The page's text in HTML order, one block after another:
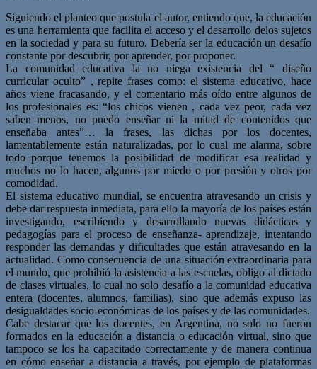
Siguiendo el planteo que postula el autor, entiendo que, la educación
es una herramienta que facilita el acceso y el desarrollo delos sujetos
en la sociedad y para su futuro. Debería ser la educación un desafío
constante por descubrir, por aprender, por proponer.
La comunidad educativa la no niega existencia del “ diseño
curricular oculto” , repite frases como: el sistema educativo, hace
años viene fracasando, y el comentario más oído entre algunos de
los profesionales es: “los chicos vienen , cada vez peor, cada vez
saben menos, no puedo enseñar ni la mitad de contenidos que
enseñaba antes”… la frases, las dichas por los docentes,
lamentablemente están naturalizadas, por lo cual me alarma, sobre
todo porque tenemos la posibilidad de modificar esa realidad y
muchos no lo hacen, algunos por miedo o por presión y otros por
comodidad.
El sistema educativo mundial, se encuentra atravesando un crisis y
debe dar respuesta inmediata, para ello la mayoría de los países están
investigando, escribiendo y desarrollando nuevas didácticas y
pedagogías para el proceso de enseñanza- aprendizaje, intentando
responder las demandas y dificultades que están atravesando en la
actualidad. Como consecuencia de una situación extraordinaria para
el mundo, que prohibió la asistencia a las escuelas, obligo al dictado
de clases virtuales, lo cual no solo desafío a la comunidad educativa
entera (docentes, alumnos, familias), sino que además expuso las
desigualdades socio-económicas de los países y de las comunidades.
Cabe destacar que los docentes, en Argentina, no solo no fueron
formados en la educación a distancia o educación virtual, sino que
tampoco se los ha capacitado correctamente y de manera continua
en cómo enseñar a distancia a través, por ejemplo de plataformas